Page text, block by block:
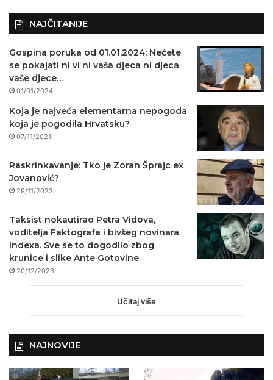
NAJČITANIJE
Gospina poruka od 01.01.2024: Nećete
se pokajati ni vi ni vaša djeca ni djeca
vaše djece…
01/01/2024
Koja je najveća elementarna nepogoda
koja je pogodila Hrvatsku?
07/11/2021
Raskrinkavanje: Tko je Zoran Šprajc ex
Jovanović?
29/11/2023
Taksist nokautirao Petra Vidova,
voditelja Faktografa i bivšeg novinara
Indexa. Sve se to dogodilo zbog
krunice i slike Ante Gotovine
20/12/2023
Učitaj više
NAJNOVIJE